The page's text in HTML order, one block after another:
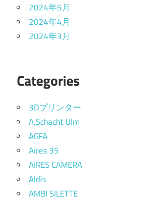
2024年5月
2024年4月
2024年3月
Categories
3Dプリンター
A.Schacht Ulm
AGFA
Aires 35
AIRES CAMERA
Aldis
AMBI SILETTE